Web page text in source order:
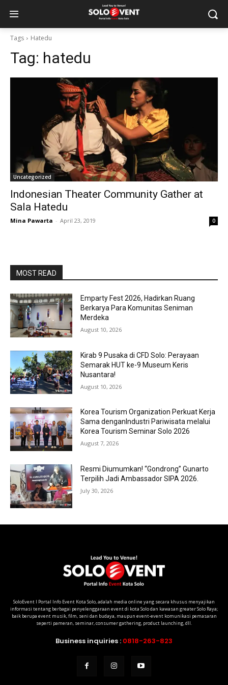
Tags Hatedu
Tag: hatedu
Uncategorized
Indonesian Theater Community Gather at
Sala Hatedu
Mina Pawarta - April 23, 2019 0
MOST READ
Emparty Fest 2026, Hadirkan Ruang
Berkarya Para Komunitas Seniman
Merdeka
August 10, 2026
Kirab 9 Pusaka di CFD Solo: Perayaan
Semarak HUT ke-9 Museum Keris
Nusantara!
August 10, 2026
Korea Tourism Organization Perkuat Kerja
Sama denganIndustri Pariwisata melalui
Korea Tourism Seminar Solo 2026
August 7, 2026
Resmi Diumumkan! “Gondrong” Gunarto
Terpilih Jadi Ambassador SIPA 2026.
July 30, 2026
SoloEvent I Portal Info Event Kota Solo, adalah media online yang secara khusus menyajikan
informasi tentang berbagai penyelenggaraan event di kota Solo dan kawasan greater Solo Raya;
baik berupa event musik, film, seni dan budaya, maupun event-event komunikasi pemasaran
seperti pameran, seminar, consumer gathering, product launching, dll.
Business inquiries : 0818-263-823